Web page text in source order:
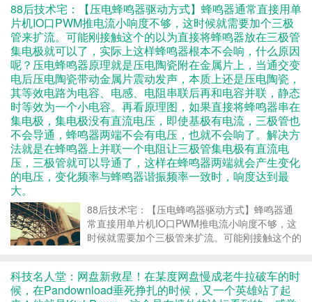
88后技术宅：【压电蜂鸣器驱动方式】蜂鸣器通常直接用单
片机IO口PWM推电流小响度不够，这时候就需要加个三极
管来扩流。可能刚接触这个的以为直接将蜂鸣器放在三极管
集电极就可以了，实际上这样蜂鸣器根本不会响，什么原因
呢？压电蜂鸣器原理就是压电陶瓷附在金属片上，当通交变
电后压电陶瓷带动金属片震动发声，本质上还是压电陶瓷，
其等效电路为电容、电感、电阻串联后再和电容并联，静态
时等效为一个小电容。再看原理图，如果直接将蜂鸣器串在
集电极，集电极没有直流电压，即使基极有电流，三极管也
不会导通，蜂鸣器两端不会有电压，也就不会响了。解决方
法就是在蜂鸣器上并联一个电阻让三极管集电极有直流电
压，三极管就可以导通了，这样在蜂鸣器两端就会产生变化
的电压，变化频率与蜂鸣器谐振频率一致时，响度达到最
大。
88后技术宅：【压电蜂鸣器驱动方式】蜂鸣器通
常直接用单片机IO口PWM推电流小响度不够，这
时候就需要加个三极管来扩流。可能刚接触这个的
app=&timestamp...
科技名人堂：网盘新救星！在某度网盘慢成老牛拉破车的时
候，在Pandownload垂死挣扎的时候，又一个英雄站了起